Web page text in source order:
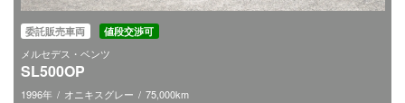
委託販売車両 値段交渉可
メルセデス・ベンツ
SL500OP
1996年 オニキスグレー 75,000km